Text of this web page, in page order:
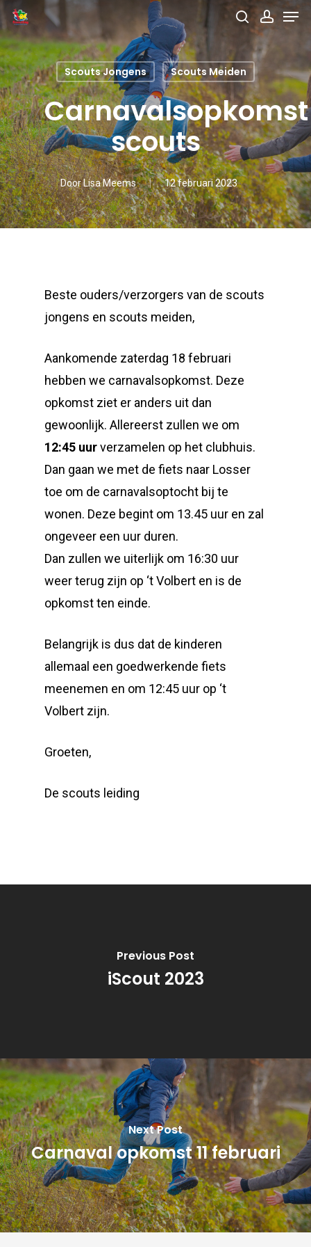
Skip
to
main
content
search
Scouts Jongens Scouts Meiden
Carnavalsopkomst
scouts
DoorLisa Meems 12 februari 2023
Beste ouders/verzorgers van de scouts
jongens en scouts meiden,
Aankomende zaterdag 18 februari
hebben we carnavalsopkomst. Deze
opkomst ziet er anders uit dan
gewoonlijk. Allereerst zullen we om
12:45 uurverzamelen op het clubhuis.
Dan gaan we met de fiets naar Losser
toe om de carnavalsoptocht bij te
wonen. Deze begint om 13.45 uur en zal
ongeveer een uur duren.
Dan zullen we uiterlijk om 16:30 uur
weer terug zijn op ‘t Volbert en is de
opkomst ten einde.
Belangrijk is dus dat de kinderen
allemaal een goedwerkende fiets
meenemen en om 12:45 uur op ‘t
Volbert zijn.
Groeten,
De scouts leiding
Previous Post
iScout 2023
Next Post
Carnaval opkomst 11 februari